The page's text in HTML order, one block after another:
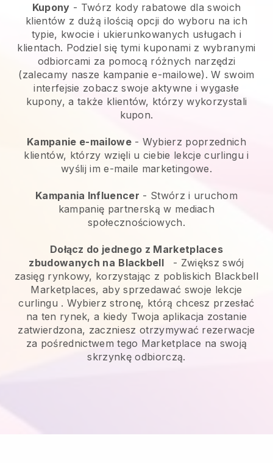
Kupony - Twórz kody rabatowe dla swoich
klientów z dużą ilością opcji do wyboru na ich
typie, kwocie i ukierunkowanych usługach i
klientach. Podziel się tymi kuponami z wybranymi
odbiorcami za pomocą różnych narzędzi
(zalecamy nasze kampanie e-mailowe). W swoim
interfejsie zobacz swoje aktywne i wygasłe
kupony, a także klientów, którzy wykorzystali
kupon.
Kampanie e-mailowe- Wybierz poprzednich
klientów, którzy wzięli u ciebie lekcje curlingu i
wyślij im e-maile marketingowe.
Kampania Influencer - Stwórz i uruchom
kampanię partnerską w mediach
społecznościowych.
Dołącz do jednego z Marketplaces
zbudowanych na Blackbell - Zwiększ swój
zasięg rynkowy, korzystając z pobliskich Blackbell
Marketplaces, aby sprzedawać swoje lekcje
curlingu . Wybierz stronę, którą chcesz przesłać
na ten rynek, a kiedy Twoja aplikacja zostanie
zatwierdzona, zaczniesz otrzymywać rezerwacje
za pośrednictwem tego Marketplace na swoją
skrzynkę odbiorczą.